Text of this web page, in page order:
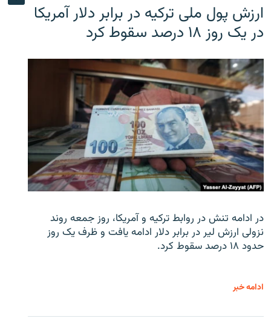
ارزش پول ملی ترکیه در برابر دلار آمریکا
در یک روز ۱۸ درصد سقوط کرد
در ادامه تنش در روابط ترکیه و آمریکا، روز جمعه روند
نزولی ارزش لیر در برابر دلار ادامه یافت و ظرف یک روز
حدود ۱۸ درصد سقوط کرد.
ادامه خبر